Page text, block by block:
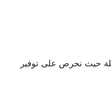
حيث نحرص على توفير